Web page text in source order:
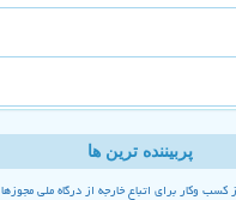
پربیننده ترین ها
وکار برای اتباع خارجه از درگاه ملی مجوزها